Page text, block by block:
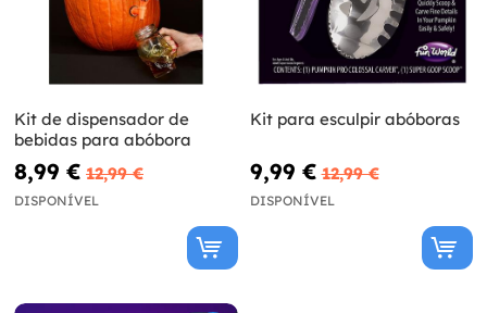
Kit de dispensador de
bebidas para abóbora
8,99 € 12,99 €
DISPONÍVEL
Kit para esculpir abóboras
9,99 € 12,99 €
DISPONÍVEL